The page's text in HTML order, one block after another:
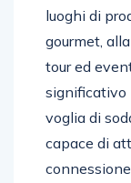
luoghi di
gourmet,
tour ed
significativo
voglia di
capace di